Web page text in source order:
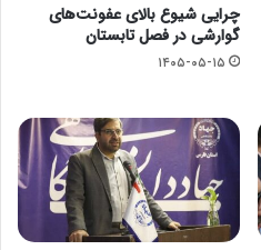
چرایی شیوع بالای عفونت‌های
گوارشی در فصل تابستان
۱۴۰۵-۰۵-۱۵